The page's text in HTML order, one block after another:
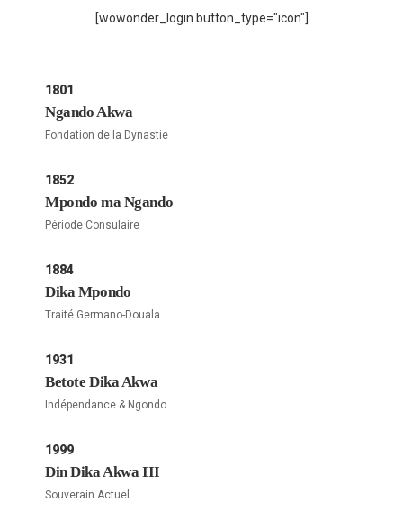
[wowonder_login button_type="icon"]
1801
Ngando Akwa
Fondation de la Dynastie
1852
Mpondo ma Ngando
Période Consulaire
1884
Dika Mpondo
Traité Germano-Douala
1931
Betote Dika Akwa
Indépendance & Ngondo
1999
Din Dika Akwa III
Souverain Actuel